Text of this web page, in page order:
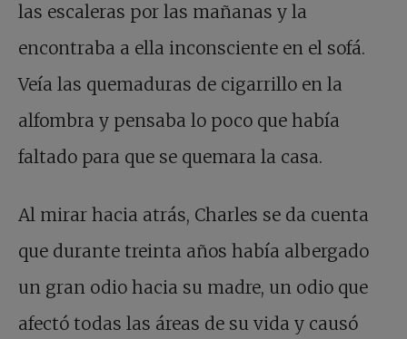
las escaleras por las mañanas y la
encontraba a ella inconsciente en el sofá.
Veía las quemaduras de cigarrillo en la
alfombra y pensaba lo poco que había
faltado para que se quemara la casa.
Al mirar hacia atrás, Charles se da cuenta
que durante treinta años había albergado
un gran odio hacia su madre, un odio que
afectó todas las áreas de su vida y causó